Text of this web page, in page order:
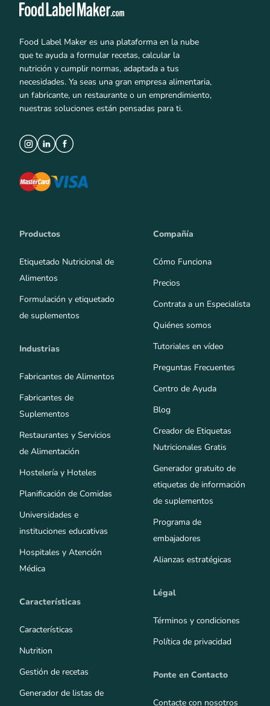
Food Label Maker es una plataforma en la nube
que te ayuda a formular recetas, calcular la
nutrición y cumplir normas, adaptada a tus
necesidades. Ya seas una gran empresa alimentaria,
un fabricante, un restaurante o un emprendimiento,
nuestras soluciones están pensadas para ti.
Productos
Etiquetado Nutricional de
Alimentos
Formulación y etiquetado
de suplementos
Industrias
Fabricantes de Alimentos
Fabricantes de
Suplementos
Restaurantes y Servicios
de Alimentación
Hostelería y Hoteles
Planificación de Comidas
Universidades e
instituciones educativas
Hospitales y Atención
Médica
Características
Características
Nutrition
Gestión de recetas
Generador de listas de
Compañía
Cómo Funciona
Precios
Contrata a un Especialista
Quiénes somos
Tutoriales en vídeo
Preguntas Frecuentes
Centro de Ayuda
Blog
Creador de Etiquetas
Nutricionales Gratis
Generador gratuito de
etiquetas de información
de suplementos
Programa de
embajadores
Alianzas estratégicas
Légal
Términos y condiciones
Política de privacidad
Ponte en Contacto
Contacte con nosotros